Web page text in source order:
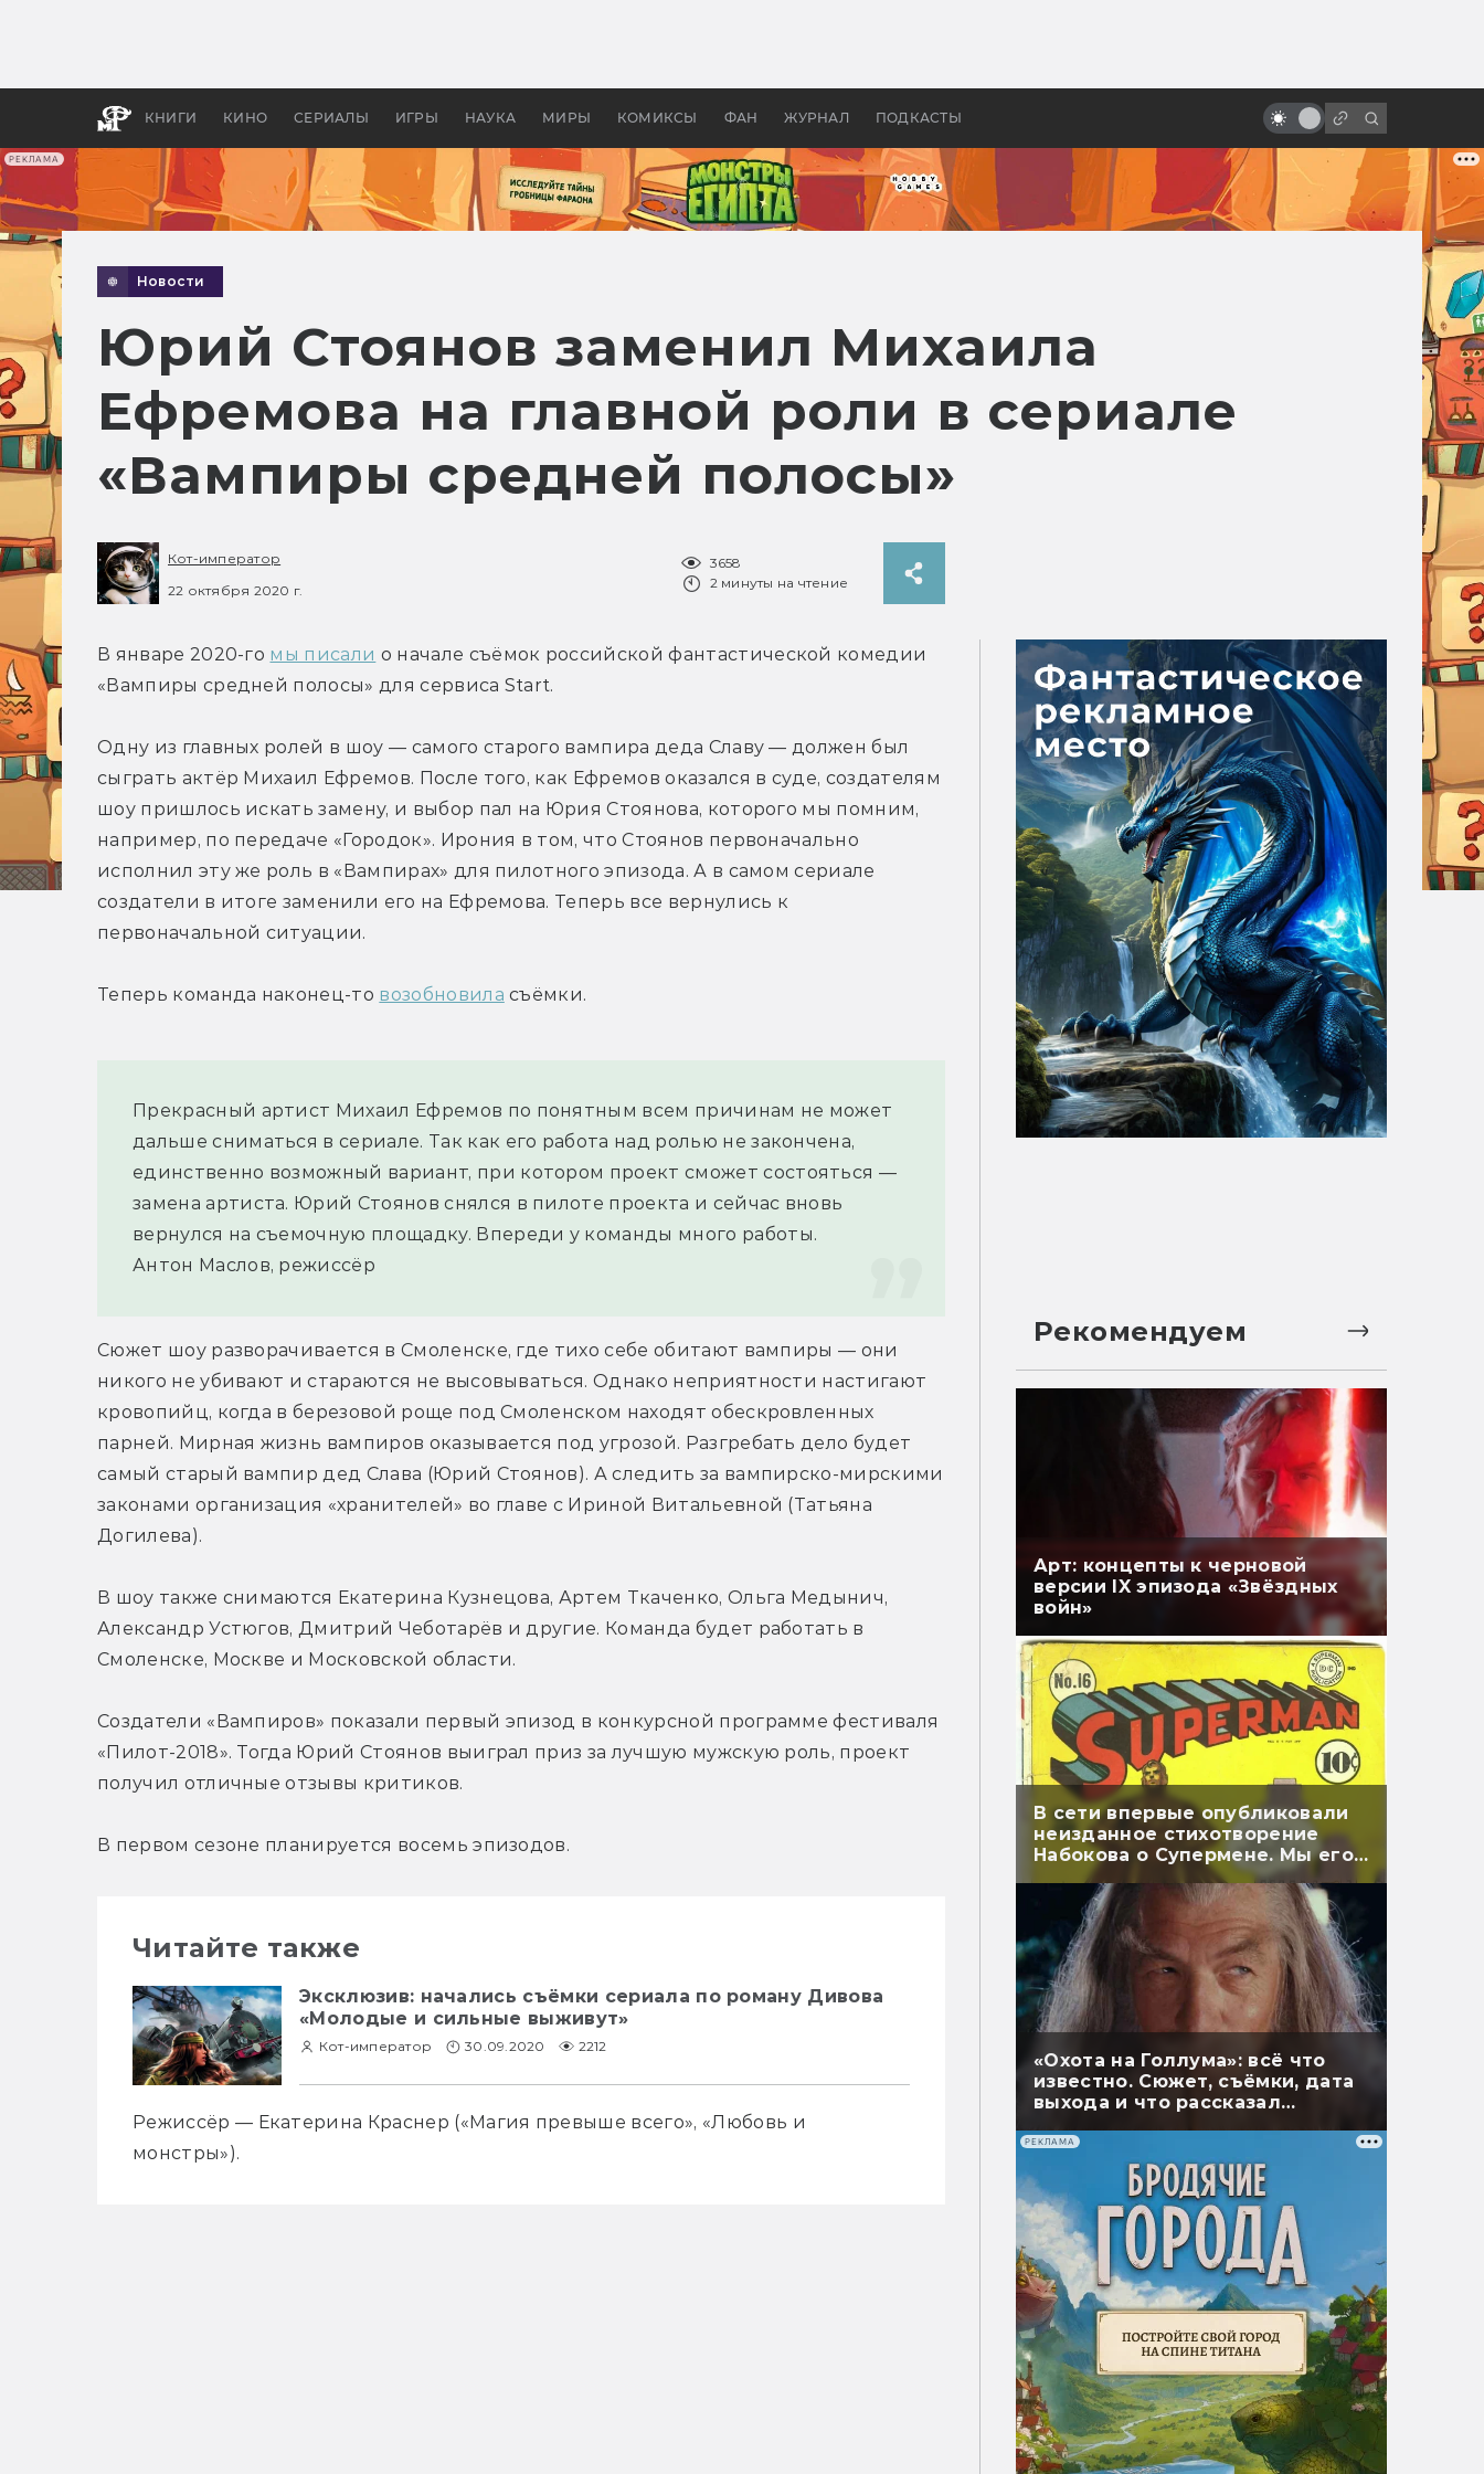
РЕКЛАМА
КНИГИ КИНО СЕРИАЛЫ ИГРЫ НАУКА МИРЫ КОМИКСЫ ФАН ЖУРНАЛ ПОДКАСТЫ
апокалипсис, в России —
бы «Властелина колец»
робот-полицейский
Новости
Юрий Стоянов заменил Михаила
Ефремова на главной роли в сериале
«Вампиры средней полосы»
Кот-император
22 октября 2020 г.
3658
2 минуты на чтение
В январе 2020-го мы писали о начале съёмок российской фантастической комедии
«Вампиры средней полосы» для сервиса Start.
Одну из главных ролей в шоу — самого старого вампира деда Славу — должен был
сыграть актёр Михаил Ефремов. После того, как Ефремов оказался в суде, создателям
шоу пришлось искать замену, и выбор пал на Юрия Стоянова, которого мы помним,
например, по передаче «Городок». Ирония в том, что Стоянов первоначально
исполнил эту же роль в «Вампирах» для пилотного эпизода. А в самом сериале
создатели в итоге заменили его на Ефремова. Теперь все вернулись к
первоначальной ситуации.
Теперь команда наконец-то возобновила съёмки.
Прекрасный артист Михаил Ефремов по понятным всем причинам не может
дальше сниматься в сериале. Так как его работа над ролью не закончена,
единственно возможный вариант, при котором проект сможет состояться —
замена артиста. Юрий Стоянов снялся в пилоте проекта и сейчас вновь
вернулся на съемочную площадку. Впереди у команды много работы.
Антон Маслов, режиссёр
Сюжет шоу разворачивается в Смоленске, где тихо себе обитают вампиры — они
никого не убивают и стараются не высовываться. Однако неприятности настигают
кровопийц, когда в березовой роще под Смоленском находят обескровленных
парней. Мирная жизнь вампиров оказывается под угрозой. Разгребать дело будет
самый старый вампир дед Слава (Юрий Стоянов). А следить за вампирско-мирскими
законами организация «хранителей» во главе с Ириной Витальевной (Татьяна
Догилева).
В шоу также снимаются Екатерина Кузнецова, Артем Ткаченко, Ольга Медынич,
Александр Устюгов, Дмитрий Чеботарёв и другие. Команда будет работать в
Смоленске, Москве и Московской области.
Создатели «Вампиров» показали первый эпизод в конкурсной программе фестиваля
«Пилот-2018». Тогда Юрий Стоянов выиграл приз за лучшую мужскую роль, проект
получил отличные отзывы критиков.
В первом сезоне планируется восемь эпизодов.
Читайте также
Эксклюзив: начались съёмки сериала по роману Дивова
«Молодые и сильные выживут»
Кот-император 30.09.2020 2212
Режиссёр — Екатерина Краснер («Магия превыше всего», «Любовь и
монстры»).
Рекомендуем
Арт: концепты к черновой
версии IX эпизода «Звёздных
войн»
В сети впервые опубликовали
неизданное стихотворение
Набокова о Супермене. Мы его
перевели
«Охота на Голлума»: всё что
известно. Сюжет, съёмки, дата
выхода и что рассказал
РЕКЛАМА